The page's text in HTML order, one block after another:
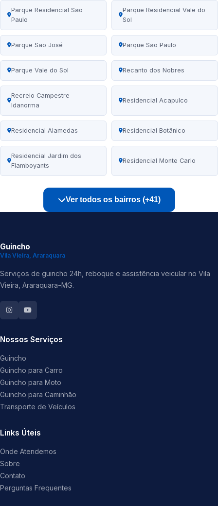
Parque Residencial São
Paulo
Parque Residencial Vale do
Sol
Parque São José Parque São Paulo
Parque Vale do Sol Recanto dos Nobres
Recreio Campestre
Idanorma
Residencial Acapulco
Residencial Alamedas Residencial Botânico
Residencial Jardim dos
Flamboyants
Residencial Monte Carlo
Ver todos os bairros (+41)
Guincho
Vila Vieira, Araraquara
Serviços de guincho 24h, reboque e assistência veicular no Vila
Vieira, Araraquara-MG.
Nossos Serviços
Guincho
Guincho para Carro
Guincho para Moto
Guincho para Caminhão
Transporte de Veículos
Links Úteis
Onde Atendemos
Sobre
Contato
Perguntas Frequentes